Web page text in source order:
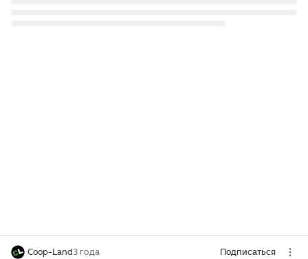
Coop-Land3 года Подписаться